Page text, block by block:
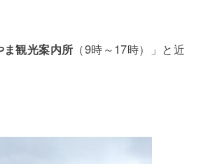
ま観光案内所 （9時～17時）」と近